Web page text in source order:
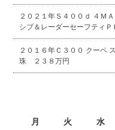
２０２１年Ｓ４００ｄ ４Ｍ
シブ＆レーダーセーフティ
２０１６年Ｃ３００ クーペ
珠 ２３８万円
月 火 水